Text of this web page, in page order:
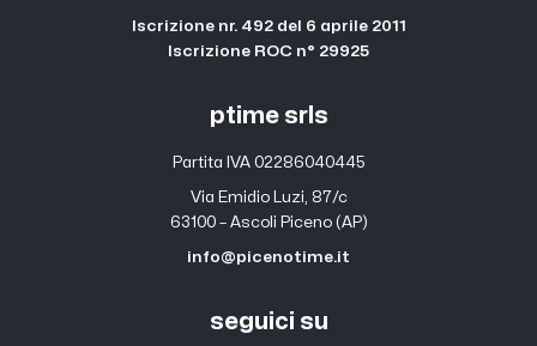
Iscrizione nr. 492 del 6 aprile 2011
Iscrizione ROC n° 29925
ptime srls
Partita IVA 02286040445
Via Emidio Luzi, 87/c
63100 – Ascoli Piceno (AP)
info@picenotime.it
seguici su